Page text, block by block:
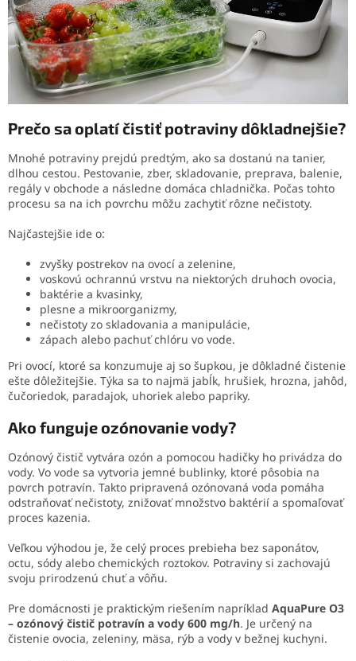
Prečo sa oplatí čistiť potraviny dôkladnejšie?
Mnohé potraviny prejdú predtým, ako sa dostanú na tanier,
dlhou cestou. Pestovanie, zber, skladovanie, preprava, balenie,
regály v obchode a následne domáca chladnička. Počas tohto
procesu sa na ich povrchu môžu zachytiť rôzne nečistoty.
Najčastejšie ide o:
zvyšky postrekov na ovocí a zelenine,
voskovú ochrannú vrstvu na niektorých druhoch ovocia,
baktérie a kvasinky,
plesne a mikroorganizmy,
nečistoty zo skladovania a manipulácie,
zápach alebo pachuť chlóru vo vode.
Pri ovocí, ktoré sa konzumuje aj so šupkou, je dôkladné čistenie
ešte dôležitejšie. Týka sa to najmä jabĺk, hrušiek, hrozna, jahôd,
čučoriedok, paradajok, uhoriek alebo papriky.
Ako funguje ozónovanie vody?
Ozónový čistič vytvára ozón a pomocou hadičky ho privádza do
vody. Vo vode sa vytvoria jemné bublinky, ktoré pôsobia na
povrch potravín. Takto pripravená ozónovaná voda pomáha
odstraňovať nečistoty, znižovať množstvo baktérií a spomaľovať
proces kazenia.
Veľkou výhodou je, že celý proces prebieha bez saponátov,
octu, sódy alebo chemických roztokov. Potraviny si zachovajú
svoju prirodzenú chuť a vôňu.
Pre domácnosti je praktickým riešením napríklad AquaPure O3
– ozónový čistič potravín a vody 600 mg/h. Je určený na
čistenie ovocia, zeleniny, mäsa, rýb a vody v bežnej kuchyni.